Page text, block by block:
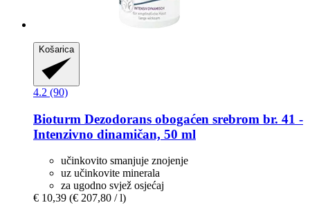
Košarica
4.2 (90)
Bioturm Dezodorans obogaćen srebrom br. 41 -​
Intenzivno dinamičan, 50 ml
učinkovito smanjuje znojenje
uz učinkovite minerala
za ugodno svjež osjećaj
€ 10,39 (€ 207,80 / l)